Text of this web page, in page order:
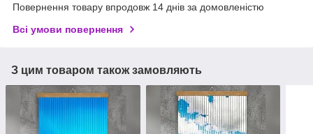
Повернення товару впродовж 14 днів за домовленістю
Всі умови повернення
З цим товаром також замовляють